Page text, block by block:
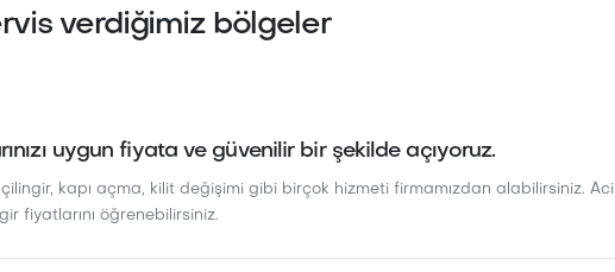
verdiğimiz bölgeler
uygun fiyata ve güvenilir bir şekilde açıyoruz.
kapı açma, kilit değişimi gibi birçok hizmeti firmamızdan alabilirsiniz. Acil
fiyatlarını öğrenebilirsiniz.